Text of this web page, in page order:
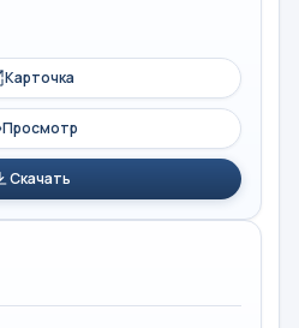
Карточка
Просмотр
Скачать